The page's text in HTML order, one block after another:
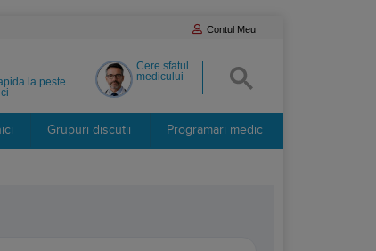
Contul Meu
Cere sfatul
medicului
la peste
Grupuri discutii Programari medic